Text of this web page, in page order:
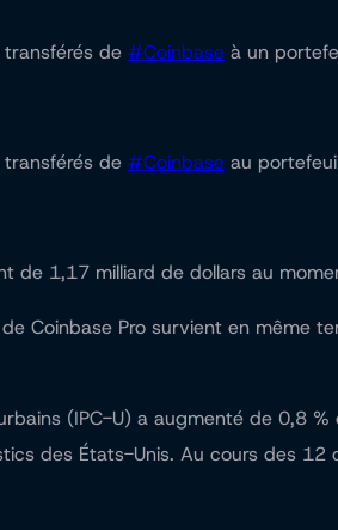
de #Coinbase à un
de #Coinbase au
de 1,17 milliard de dollars au
Coinbase Pro survient en même
(IPC-U) a augmenté de 0,8
des États-Unis. Au cours des